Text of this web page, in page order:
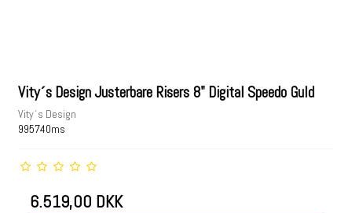
Vity´s Design Justerbare Risers 8" Digital Speedo Guld
Vity´s Design
995740ms
6.519,00 DKK